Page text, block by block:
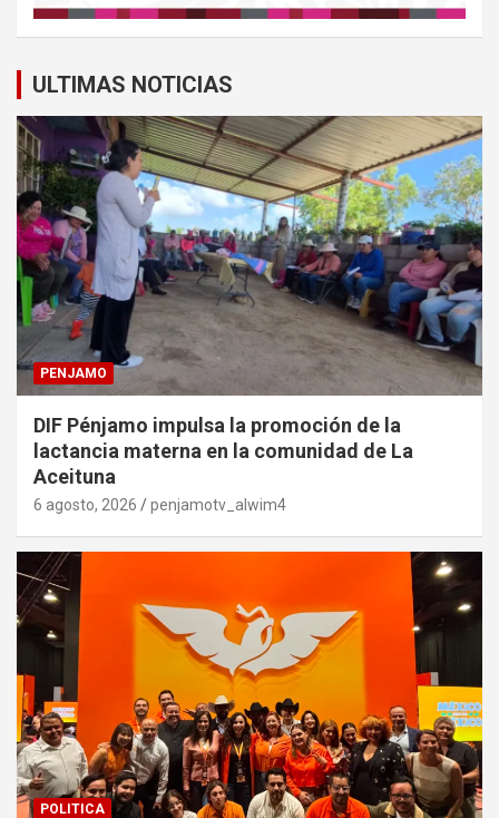
ULTIMAS NOTICIAS
PENJAMO
DIF Pénjamo impulsa la promoción de la
lactancia materna en la comunidad de La
Aceituna
6 agosto, 2026 penjamotv_alwim4
POLITICA